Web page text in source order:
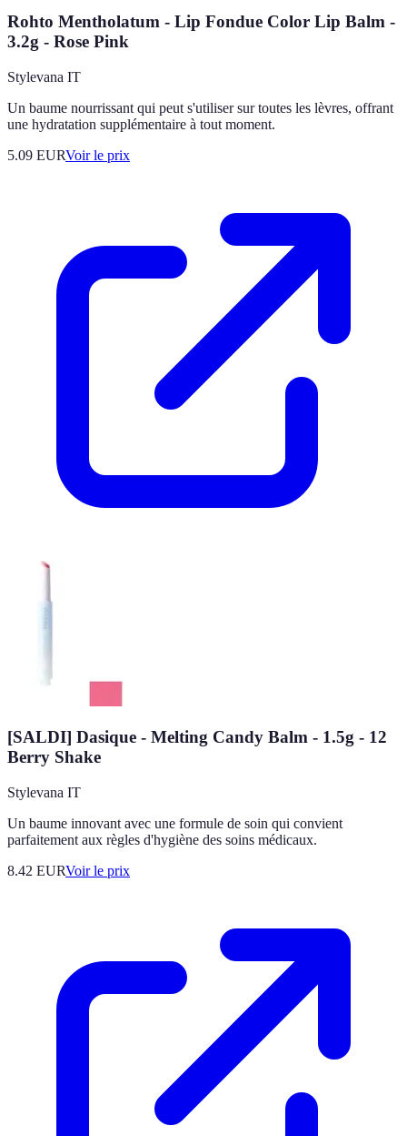
Rohto Mentholatum - Lip Fondue Color Lip Balm -
3.2g - Rose Pink
Stylevana IT
Un baume nourrissant qui peut s'utiliser sur toutes les lèvres, offrant
une hydratation supplémentaire à tout moment.
5.09 EURVoir le prix
[SALDI] Dasique - Melting Candy Balm - 1.5g - 12
Berry Shake
Stylevana IT
Un baume innovant avec une formule de soin qui convient
parfaitement aux règles d'hygiène des soins médicaux.
8.42 EURVoir le prix